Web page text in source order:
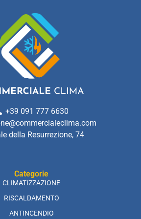
+39 091 777 6630
della Resurrezione, 74
Categorie
CLIMATIZZAZIONE
RISCALDAMENTO
ANTINCENDIO